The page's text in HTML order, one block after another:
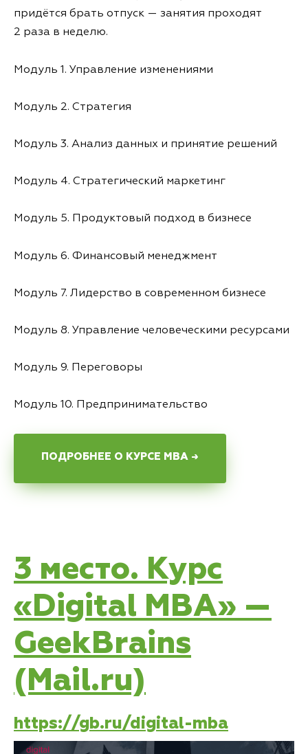
придётся брать отпуск — занятия проходят
2 раза в неделю.
Модуль 1. Управление изменениями
Модуль 2. Стратегия
Модуль 3. Анализ данных и принятие решений
Модуль 4. Стратегический маркетинг
Модуль 5. Продуктовый подход в бизнесе
Модуль 6. Финансовый менеджмент
Модуль 7. Лидерство в современном бизнесе
Модуль 8. Управление человеческими ресурсами
Модуль 9. Переговоры
Модуль 10. Предпринимательство
ПОДРОБНЕЕ О КУРСЕ MBA →
3 место. Курс
«Digital MBA» —
GeekBrains
(Mail.ru)
https://gb.ru/digital-mba